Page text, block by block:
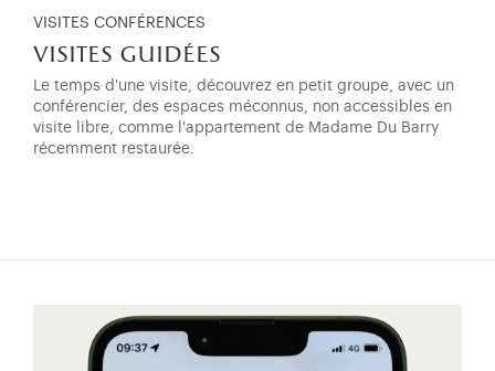
VISITES CONFÉRENCES
visites guidées
Le temps d'une visite, découvrez en petit groupe, avec un
conférencier, des espaces méconnus, non accessibles en
visite libre, comme l'appartement de Madame Du Barry
récemment restaurée.